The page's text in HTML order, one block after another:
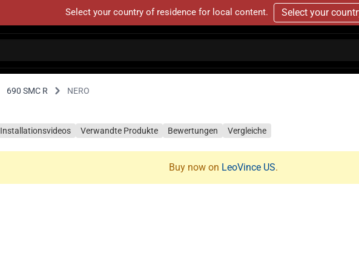
Select your country of residence for local content. Select your
690 SMC R NERO
Installationsvideos Verwandte Produkte Bewertungen Vergleiche
Buy now on LeoVince US.